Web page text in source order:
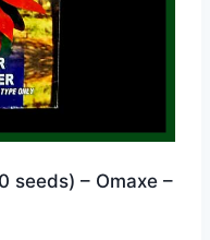
seeds) – Omaxe –